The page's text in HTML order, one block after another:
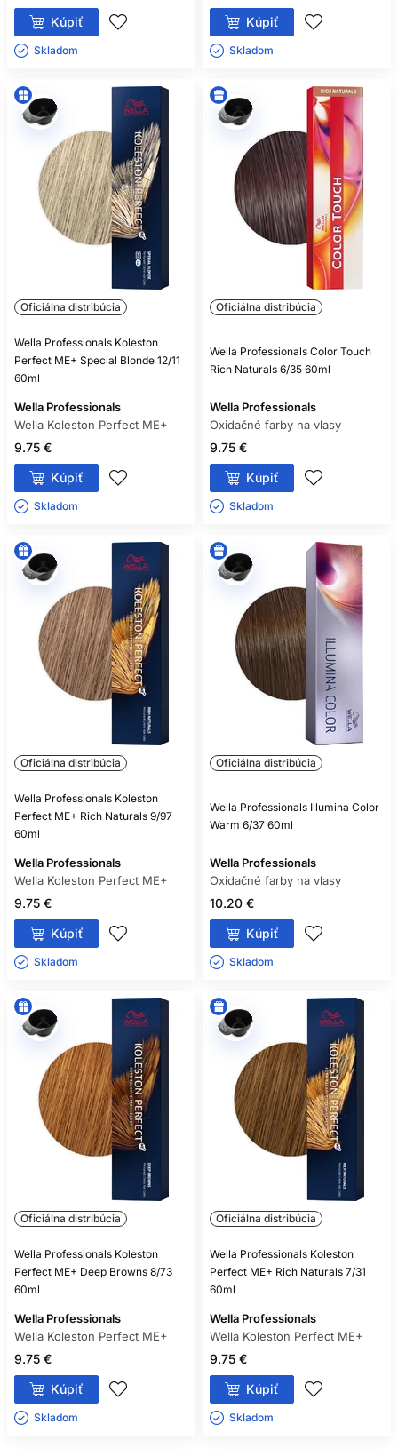
Kúpiť
Skladom ㅤ
Kúpiť
Skladom ㅤ
Oficiálna distribúcia
Wella Professionals Koleston
Perfect ME+ Special Blonde 12/11
60ml
Wella Professionals
Wella Koleston Perfect ME+
9.75 €
Kúpiť
Skladom ㅤ
Oficiálna distribúcia
Wella Professionals Color Touch
Rich Naturals 6/35 60ml
Wella Professionals
Oxidačné farby na vlasy
9.75 €
Kúpiť
Skladom ㅤ
Oficiálna distribúcia
Wella Professionals Koleston
Perfect ME+ Rich Naturals 9/97
60ml
Wella Professionals
Wella Koleston Perfect ME+
9.75 €
Kúpiť
Skladom ㅤ
Oficiálna distribúcia
Wella Professionals Illumina Color
Warm 6/37 60ml
Wella Professionals
Oxidačné farby na vlasy
10.20 €
Kúpiť
Skladom ㅤ
Oficiálna distribúcia
Wella Professionals Koleston
Perfect ME+ Deep Browns 8/73
60ml
Wella Professionals
Wella Koleston Perfect ME+
9.75 €
Kúpiť
Skladom ㅤ
Oficiálna distribúcia
Wella Professionals Koleston
Perfect ME+ Rich Naturals 7/31
60ml
Wella Professionals
Wella Koleston Perfect ME+
9.75 €
Kúpiť
Skladom ㅤ